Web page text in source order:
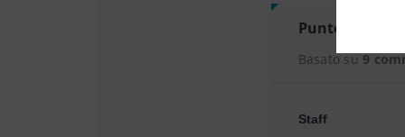
Punteggio
Basato su9
Staff